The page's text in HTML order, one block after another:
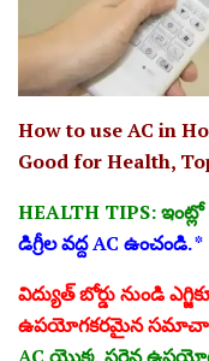
How to use AC in
Good for Health,
HEALTH TIPS:
డిగ్రీల వద్ద AC ఉంచండి. *
విద్యుత్ బోర్డు నుండి
ఉపయోగకరమైన